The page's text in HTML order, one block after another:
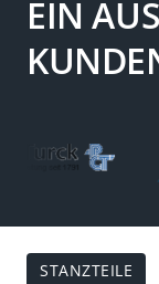
EIN
STANZTEILE